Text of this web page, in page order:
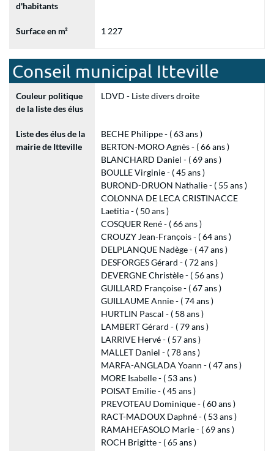
d'habitants
Surface en m² 1 227
Conseil municipal Itteville
Couleur politique
de la liste des élus
LDVD - Liste divers droite
Liste des élus de la
mairie de Itteville
BECHE Philippe - ( 63 ans )
BERTON-MORO Agnès - ( 66 ans )
BLANCHARD Daniel - ( 69 ans )
BOULLE Virginie - ( 45 ans )
BUROND-DRUON Nathalie - ( 55 ans )
COLONNA DE LECA CRISTINACCE
Laetitia - ( 50 ans )
COSQUER René - ( 66 ans )
CROUZY Jean-François - ( 64 ans )
DELPLANQUE Nadège - ( 47 ans )
DESFORGES Gérard - ( 72 ans )
DEVERGNE Christèle - ( 56 ans )
GUILLARD Françoise - ( 67 ans )
GUILLAUME Annie - ( 74 ans )
HURTLIN Pascal - ( 58 ans )
LAMBERT Gérard - ( 79 ans )
LARRIVE Hervé - ( 57 ans )
MALLET Daniel - ( 78 ans )
MARFA-ANGLADA Yoann - ( 47 ans )
MORE Isabelle - ( 53 ans )
POISAT Emilie - ( 45 ans )
PREVOTEAU Dominique - ( 60 ans )
RACT-MADOUX Daphné - ( 53 ans )
RAMAHEFASOLO Marie - ( 69 ans )
ROCH Brigitte - ( 65 ans )